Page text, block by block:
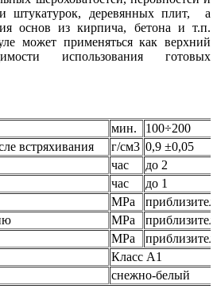
штукатурок, деревянных плит, а
основ из кирпича, бетона и т.п.
может применяться как верхний
использования готовых
мин.
100÷200
встряхивания
г/cм3 0,9 ±0,05
час
до 2
час
до 1
MPa
MPa
MPa
Класс A1
снежно-белый